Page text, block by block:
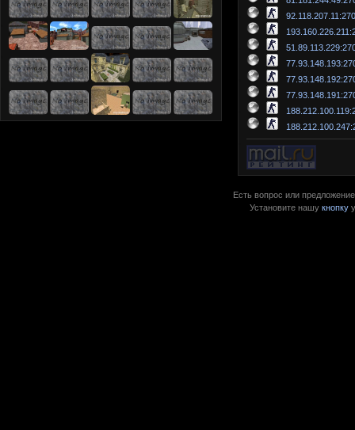
Есть вопрос или
Установите нашукнопку